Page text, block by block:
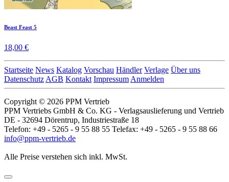
Beast Feast 5
18,00 €
Startseite News Katalog Vorschau Händler Verlage Über uns
Datenschutz AGB Kontakt Impressum Anmelden
Copyright © 2026 PPM Vertrieb
PPM Vertriebs GmbH & Co. KG - Verlagsauslieferung und Vertrieb
DE - 32694 Dörentrup, Industriestraße 18
Telefon: +49 - 5265 - 9 55 88 55 Telefax: +49 - 5265 - 9 55 88 66
info@ppm-vertrieb.de
Alle Preise verstehen sich inkl. MwSt.